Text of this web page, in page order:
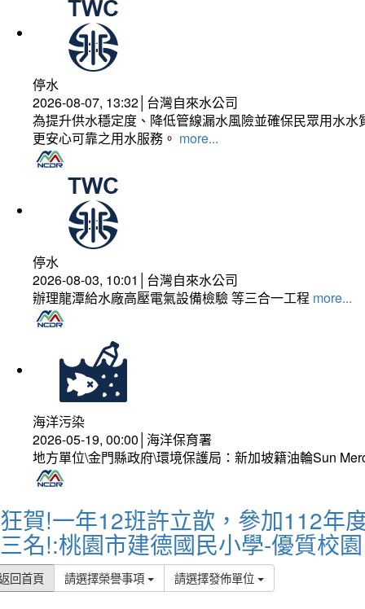
停水
2026-08-07, 13:32│台灣自來水公司
為提升供水穩定度、降低管線漏水風險並確保民眾用水
更安心可靠之用水服務。 more...
停水
2026-08-03, 10:01│台灣自來水公司
辦理龍潭給水廠高壓電氣設備檢驗 等三合一工程 more...
海洋污染
2026-05-19, 00:00│海洋保育署
地方單位\金門縣政府\環境保護局：新加坡籍油輪Sun
狂賀!一年12班許立歆，參加112年
三名!:桃園市建德國民小學-優質校園
回首頁 請選擇榮譽事項 請選擇發佈單位